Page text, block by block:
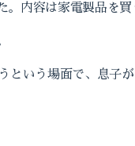
内容は家電製品を買
という場面で、息子が